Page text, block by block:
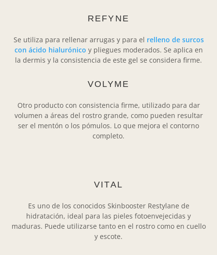
REFYNE
Se utiliza para rellenar arrugas y para el relleno de surcos
con ácido hialurónico y pliegues moderados. Se aplica en
la dermis y la consistencia de este gel se considera firme.
VOLYME
Otro producto con consistencia firme, utilizado para dar
volumen a áreas del rostro grande, como pueden resultar
ser el mentón o los pómulos. Lo que mejora el contorno
completo.
VITAL
Es uno de los conocidos Skinbooster Restylane de
hidratación, ideal para las pieles fotoenvejecidas y
maduras. Puede utilizarse tanto en el rostro como en cuello
y escote.